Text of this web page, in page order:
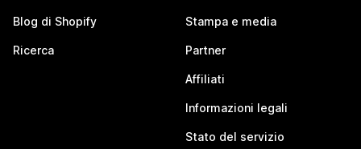
Blog di Shopify
Ricerca
Stampa e media
Partner
Affiliati
Informazioni legali
Stato del servizio